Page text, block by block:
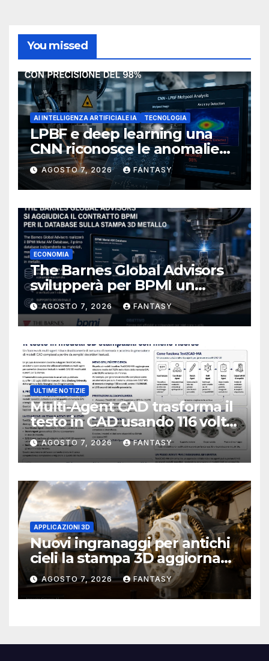
You missed
AI INTELLIGENZA ARTIFICIALE IA TECNOLOGIA
LPBF e deep learning una
CNN riconosce le anomalie
del bagno di fusione
AGOSTO 7, 2026 FANTASY
ECONOMIA
The Barnes Global Advisors
svilupperà per BPMI un
database per la stampa 3D
metallica destinata alla filiera
navale statunitense
AGOSTO 7, 2026 FANTASY
ULTIME NOTIZIE
Multi-Agent CAD trasforma il
testo in CAD usando 116 volte
meno token
AGOSTO 7, 2026 FANTASY
APPLICAZIONI 3D
Nuovi ingranaggi per antichi
cieli la stampa 3D aggiorna
un osservatorio del 1930 della
University of Arkansas at
Little Rock
AGOSTO 7, 2026 FANTASY